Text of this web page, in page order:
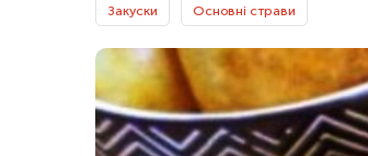
Закуски Основні страви